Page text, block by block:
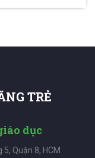
TRẺ
dục
Quận 8, HCM